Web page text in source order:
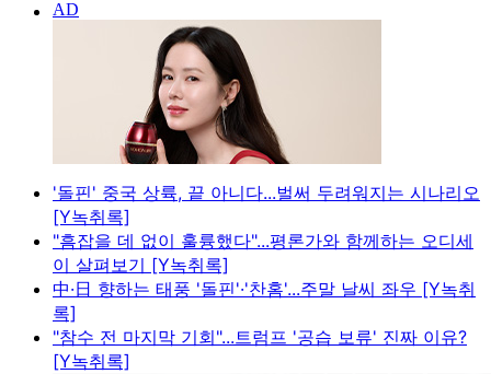
'돌핀' 중국 상륙, 끝 아니다...벌써 두려워지는 시나리오
[Y녹취록]
"흠잡을 데 없이 훌륭했다"...평론가와 함께하는 오디세
이 살펴보기 [Y녹취록]
中·日 향하는 태풍 '돌핀'·'찬홈'...주말 날씨 좌우 [Y녹취
록]
"참수 전 마지막 기회"...트럼프 '공습 보류' 진짜 이유?
[Y녹취록]